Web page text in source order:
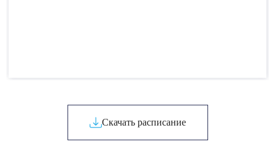
Скачать расписание